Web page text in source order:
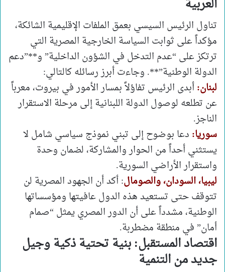
تناول الرئيس السيسي بعمق الملفات الإقليمية الشائكة،
مؤكداً على ثوابت السياسة الخارجية المصرية التي
ترتكز على “عدم التدخل في الشؤون الداخلية” و**”دعم
الدولة الوطنية”**. وجاءت أبرز رسائله كالتالي:
لبنان:أبدى الرئيس تفاؤلاً بمسار الأمور في بيروت، معرباً
عن تطلعه لوصول الدولة اللبنانية إلى مرحلة الاستقرار
الناجز.
سوريا: دعا بوضوح إلى تبني نموذج سياسي شامل لا
يستثني أحداً من الحوار والمشاركة، لضمان وحدة
واستقرار الأراضي السورية.
ليبيا، السودان، والصومال: أكد أن الجهود المصرية لن
تتوقف حتى تستعيد هذه الدول عافيتها ومؤسساتها
الوطنية، مشدداً على أن الدور المصري يمثل “صمام
أمان” في منطقة مضطربة.
اقتصاد المستقبل: بنية تحتية ذكية وجيل
جديد من التنمية